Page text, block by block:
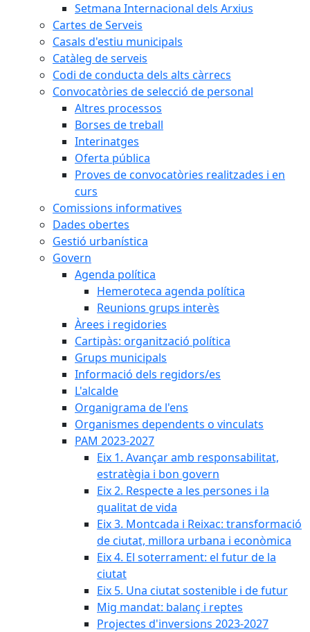
Setmana Internacional dels Arxius
Cartes de Serveis
Casals d'estiu municipals
Catàleg de serveis
Codi de conducta dels alts càrrecs
Convocatòries de selecció de personal
Altres processos
Borses de treball
Interinatges
Oferta pública
Proves de convocatòries realitzades i en
curs
Comissions informatives
Dades obertes
Gestió urbanística
Govern
Agenda política
Hemeroteca agenda política
Reunions grups interès
Àrees i regidories
Cartipàs: organització política
Grups municipals
Informació dels regidors/es
L'alcalde
Organigrama de l'ens
Organismes dependents o vinculats
PAM 2023-2027
Eix 1. Avançar amb responsabilitat,
estratègia i bon govern
Eix 2. Respecte a les persones i la
qualitat de vida
Eix 3. Montcada i Reixac: transformació
de ciutat, millora urbana i econòmica
Eix 4. El soterrament: el futur de la
ciutat
Eix 5. Una ciutat sostenible i de futur
Mig mandat: balanç i reptes
Projectes d'inversions 2023-2027